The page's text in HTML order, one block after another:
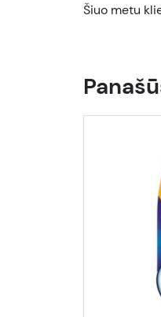
Šiuo metu